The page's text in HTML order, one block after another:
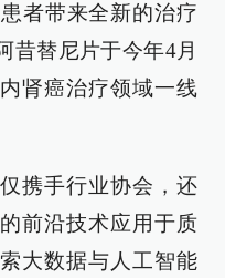
者带来全新的治疗
昔替尼片于今年4月
肾癌治疗领域一线
携手行业协会，还
前沿技术应用于质
大数据与人工智能